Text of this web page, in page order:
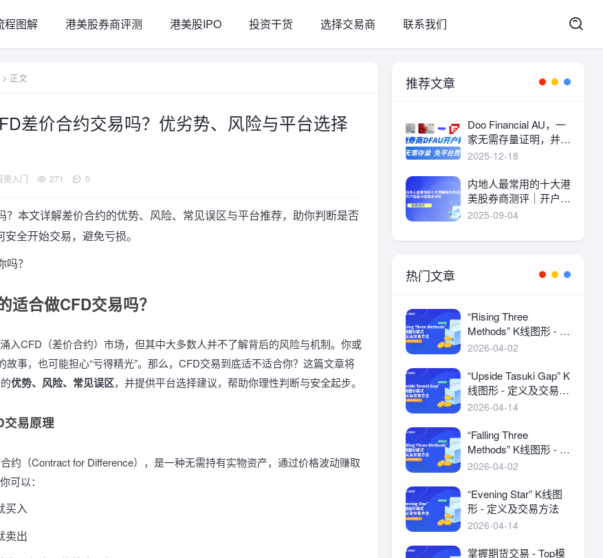
程图解 港美股券商评测 港美股IPO 投资干货 选择交易商 联系我们
> 正文
差价合约交易吗？优劣势、风险与平台选择
资入门 271 0
？本文详解差价合约的优势、风险、常见误区与平台推荐，助你判断是否
全开始交易，避免亏损。
适合做CFD交易吗？
入CFD（差价合约）市场，但其中大多数人并不了解背后的风险与机制。你或
故事，也可能担心“亏得精光”。那么，CFD交易到底适不适合你？这篇文章将
优势、风险、常见误区，并提供平台选择建议，帮助你理性判断与安全起步。
交易原理
约（Contract for Difference），是一种无需持有实物资产，通过价格波动赚取
可以：
买入
卖出
推荐文章
Doo Financial AU，一
家无需存量证明，并且
港美股终身免平台费的
2025-12-18
内地人最常用的十大港
美股券商测评｜开户指
南与优缺点分析
2025-09-04
热门文章
“Rising Three
Methods” K线图形 - 定
义及交易方法
2026-04-02
“Upside Tasuki Gap” K
线图形 - 定义及交易方
法
2026-04-14
“Falling Three
Methods” K线图形 - 定
义及交易方法
2026-04-02
“Evening Star” K线图
形 - 定义及交易方法
2026-04-14
掌握期货交易 - Top模